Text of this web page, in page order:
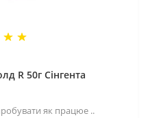
R 50г Сінгента
як працюе ..